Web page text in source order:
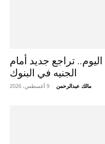
تراجع جديد أمام
الجنيه في البنوك
مالك عبدالرحمن - 9 أغسطس، 2026